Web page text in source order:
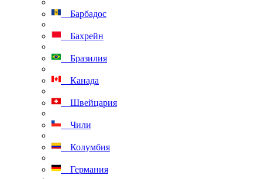
Барбадос
Бахрейн
Бразилия
Канада
Швейцария
Чили
Колумбия
Германия